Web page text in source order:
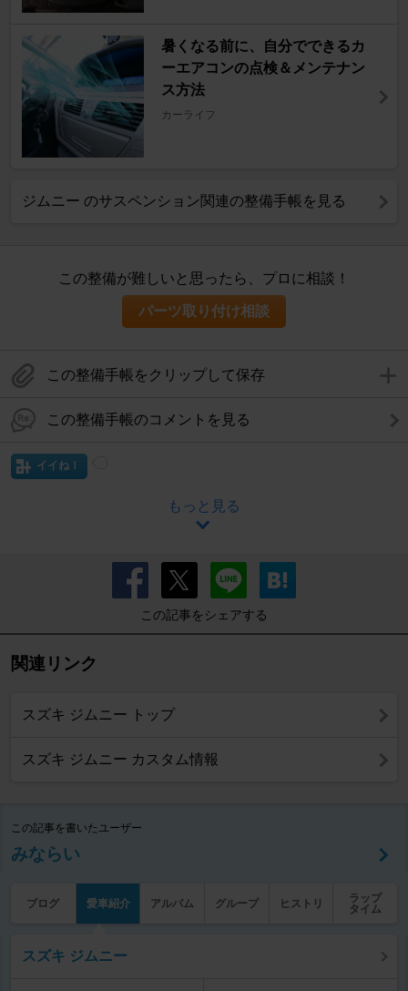
暑くなる前に、自分でできるカ
ーエアコンの点検＆メンテナン
ス方法
カーライフ
ジムニー のサスペンション関連の整備手帳を見る
この整備が難しいと思ったら、プロに相談！
パーツ取り付け相談
この整備手帳をクリップして保存
この整備手帳のコメントを見る
イイね！
もっと見る
この記事をシェアする
関連リンク
スズキ ジムニー トップ
スズキ ジムニー カスタム情報
この記事を書いたユーザー
みならい
ブログ 愛車紹介 アルバム グループ ヒストリ
ラップ
タイム
スズキ ジムニー